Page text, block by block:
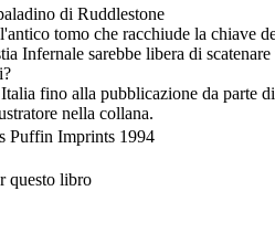
di Ruddlestone
tomo che racchiude la chiave
Infernale sarebbe libera di
fino alla pubblicazione da parte
nella collana.
Puffin Imprints 1994
questo libro